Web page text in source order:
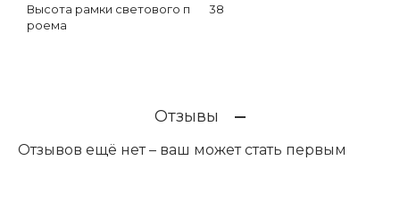
Высота рамки светового п
роема
38
Отзывы
Отзывов ещё нет – ваш может стать первым